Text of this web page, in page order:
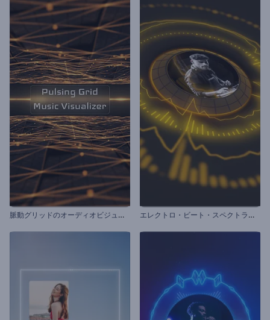
脈
動グリッドのオーディオビジュアライザー エ
レクトロ・ビート・スペクトラムのビジュアライザー